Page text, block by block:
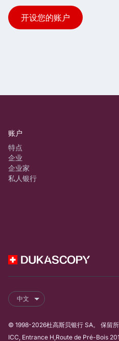
开设您的账户
账户
特点
企业
企业家
私人银行
中文
© 1998-2026杜高斯贝银行 SA。 保留
ICC, Entrance H,Route de Pré-Bois